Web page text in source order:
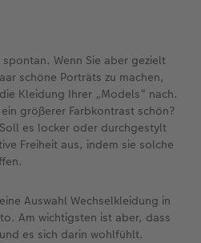
Wenn Sie aber gezielt
schöne Porträts zu machen,
Kleidung Ihrer „Models“ nach.
größerer Farbkontrast schön?
es locker oder durchgestylt
Freiheit aus, indem sie solche
Auswahl Wechselkleidung in
Am wichtigsten ist aber, dass
es sich darin wohlfühlt.